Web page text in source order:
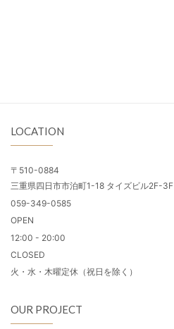
LOCATION
〒510-0884
三重県四日市市泊町1-18 タイズビル2F-3F
059-349-0585
OPEN
12:00 - 20:00
CLOSED
火・水・木曜定休（祝日を除く）
OUR PROJECT